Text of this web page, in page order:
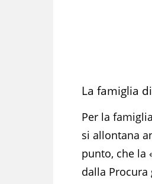
La famiglia
Per la
si allontana
punto, che la
dalla Procura